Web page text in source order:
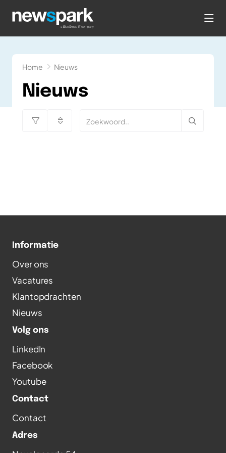
Home Nieuws
Nieuws
Informatie
Over ons
Vacatures
Klantopdrachten
Nieuws
Volg ons
LinkedIn
Facebook
Youtube
Contact
Contact
Adres